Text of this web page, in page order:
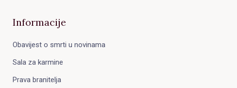
Informacije
Obavijest o smrti u novinama
Sala za karmine
Prava branitelja